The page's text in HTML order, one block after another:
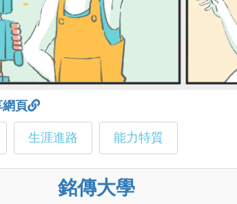
頁
生涯進路 能力特質
銘傳大學